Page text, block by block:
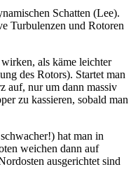
Schatten (Lee).
Turbulenzen und Rotoren
als käme leichter
des Rotors). Startet man
auf, nur um dann massiv
zu kassieren, sobald man
hat man in
weichen dann auf
ausgerichtet sind